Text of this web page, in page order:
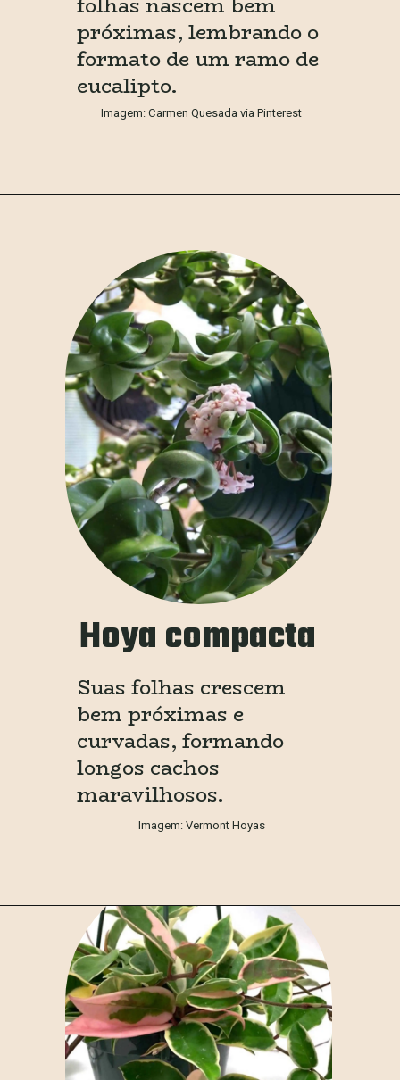
próximas, lembrando o
formato de um ramo de
eucalipto.
Imagem: Carmen Quesada via Pinterest
Hoya compacta
Suas folhas crescem
bem próximas e
curvadas, formando
longos cachos
maravilhosos.
Imagem: Vermont Hoyas